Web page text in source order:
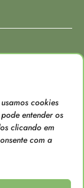
cookies
entender os
clicando em
com a